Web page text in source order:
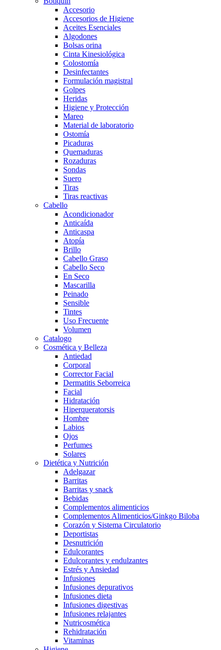
Accesorio
Accesorios de Higiene
Aceites Esenciales
Algodones
Bolsas orina
Cinta Kinesiológica
Colostomía
Desinfectantes
Formulación magistral
Golpes
Heridas
Higiene y Protección
Mareo
Material de laboratorio
Ostomía
Picaduras
Quemaduras
Rozaduras
Sondas
Suero
Tiras
Tiras reactivas
Cabello
Acondicionador
Anticaída
Anticaspa
Atopía
Brillo
Cabello Graso
Cabello Seco
En Seco
Mascarilla
Peinado
Sensible
Tintes
Uso Frecuente
Volumen
Catalogo
Cosmética y Belleza
Antiedad
Corporal
Corrector Facial
Dermatitis Seborreica
Facial
Hidratación
Hiperqueratorsis
Hombre
Labios
Ojos
Perfumes
Solares
Dietética y Nutrición
Adelgazar
Barritas
Barritas y snack
Bebidas
Complementos alimenticios
Complementos Alimenticios/Ginkgo Biloba
Corazón y Sistema Circulatorio
Deportistas
Desnutrición
Edulcorantes
Edulcorantes y endulzantes
Estrés y Ansiedad
Infusiones
Infusiones depurativos
Infusiones dieta
Infusiones digestivas
Infusiones relajantes
Nutricosmética
Rehidratación
Vitaminas